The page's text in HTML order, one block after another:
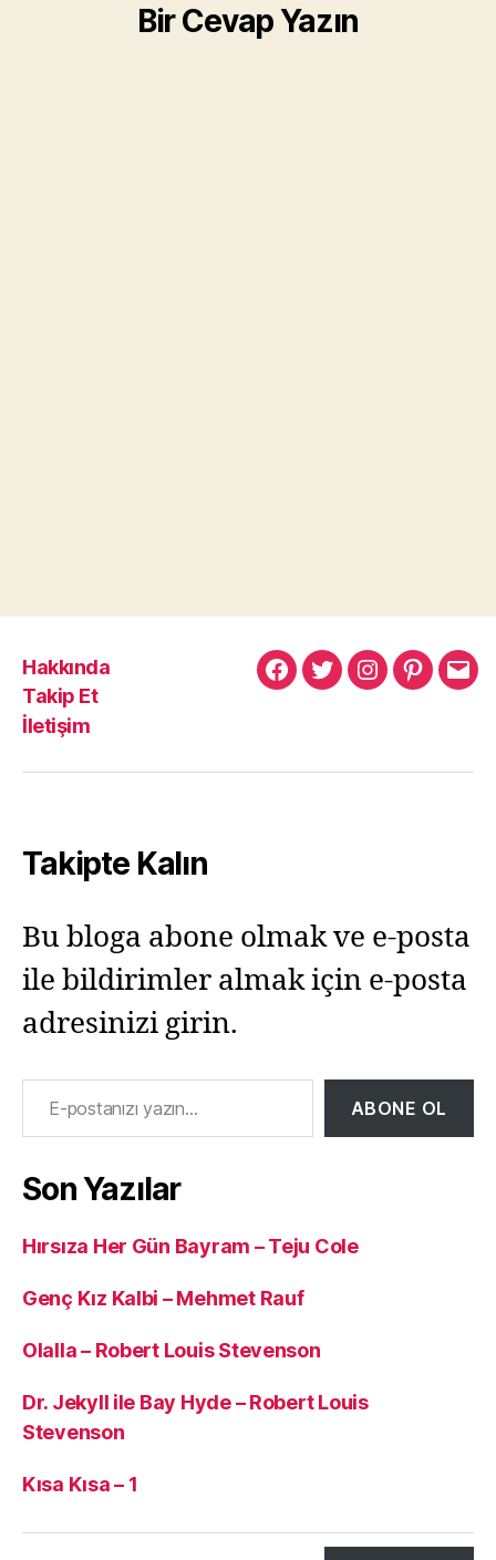
Bir Cevap Yazın
Hakkında
Takip Et
İletişim
MuratMuratMuratPinterest
Takipte Kalın
Bu bloga abone olmak ve e-posta
ile bildirimler almak için e-posta
adresinizi girin.
E-postanızı yazın…
ABONE OL
Son Yazılar
Hırsıza Her Gün Bayram – Teju Cole
Genç Kız Kalbi – Mehmet Rauf
Olalla – Robert Louis Stevenson
Dr. Jekyll ile Bay Hyde – Robert Louis
Stevenson
Kısa Kısa – 1